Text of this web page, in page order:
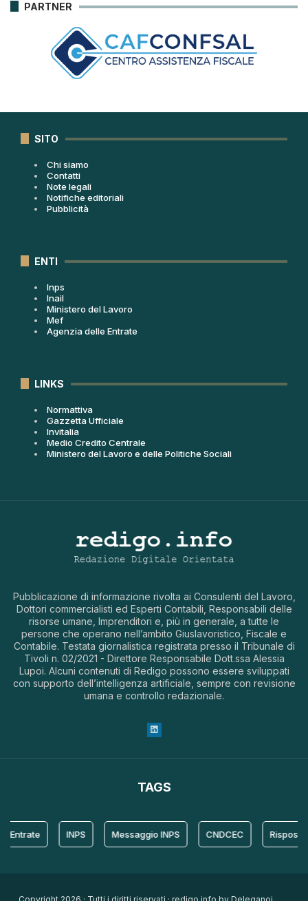
PARTNER
SITO
Chi siamo
Contatti
Note legali
Notifiche editoriali
Pubblicità
ENTI
Inps
Inail
Ministero del Lavoro
Mef
Agenzia delle Entrate
LINKS
Normattiva
Gazzetta Ufficiale
Invitalia
Medio Credito Centrale
Ministero del Lavoro e delle Politiche Sociali
Pubblicazione di informazione rivolta ai Consulenti del Lavoro,
Dottori commercialisti ed Esperti Contabili, Responsabili delle
risorse umane, Imprenditori e, più in generale, a tutte le
persone che operano nell’ambito Giuslavoristico, Fiscale e
Contabile. Testata giornalistica registrata presso il Tribunale di
Tivoli n. 02/2021 - Direttore Responsabile Dott.ssa Alessia
Lupoi. Alcuni contenuti di Redigo possono essere sviluppati
con supporto dell’intelligenza artificiale, sempre con revisione
umana e controllo redazionale.
TAGS
INPS Messaggio INPS CNDCEC Risposta